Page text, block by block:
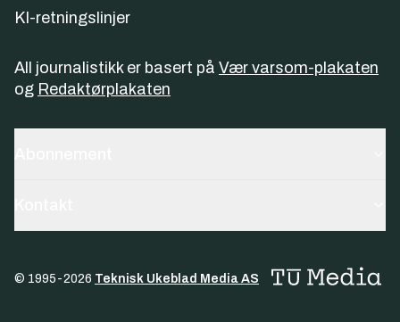
KI-retningslinjer
All journalistikk er basert på Vær varsom-plakaten
og Redaktørplakaten
© 1995-2026 Teknisk Ukeblad Media AS